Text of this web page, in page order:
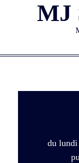
MJ
du lundi